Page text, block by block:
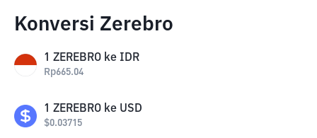
Konversi Zerebro
1 ZEREBRO ke IDR
Rp665.04
1 ZEREBRO ke USD
$0.03715